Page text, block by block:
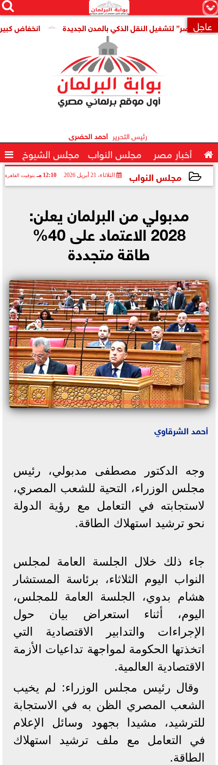
×


 عاجل انخفاض كبير فى لتشغيل النقل الذكي بالمدن الجديدة
رئيس التحرير أحمد الحضرى
 أخبار مصر مجلس النواب مجلس الشيوخ 
مجلس النواب الثلاثاء، 21 أبريل 2026 12:10 مـ بتوقيت القاهرة
مدبولي من البرلمان يعلن:
2028 الاعتماد على 40%
طاقة متجددة
أحمد الشرقاوي
وجه الدكتور مصطفى مدبولي، رئيس
مجلس الوزراء، التحية للشعب المصري،
لاستجابته في التعامل مع رؤية الدولة
نحو ترشيد استهلاك الطاقة.
جاء ذلك خلال الجلسة العامة لمجلس
النواب اليوم الثلاثاء، برئاسة المستشار
هشام بدوي، الجلسة العامة للمجلس،
اليوم، أثناء استعراض بيان حول
الإجراءات والتدابير الاقتصادية التي
اتخذتها الحكومة لمواجهة تداعيات الأزمة
الاقتصادية العالمية.
وقال رئيس مجلس الوزراء: لم يخيب
الشعب المصري الظن به في الاستجابة
للترشيد، مشيدا بجهود وسائل الإعلام
في التعامل مع ملف ترشيد استهلاك
الطاقة.